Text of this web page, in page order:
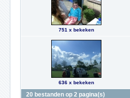
751 x bekeken
636 x bekeken
20 bestanden op 2 pagina(s)